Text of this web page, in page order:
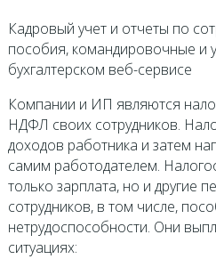
Кадровый учет и отчеты по
пособия, командировочные и
бухгалтерском веб-сервисе
Компании и ИП являются
НДФЛ своих сотрудников.
доходов работника и затем
самим работодателем.
только зарплата, но и другие
сотрудников, в том числе,
нетрудоспособности. Они
ситуациях: